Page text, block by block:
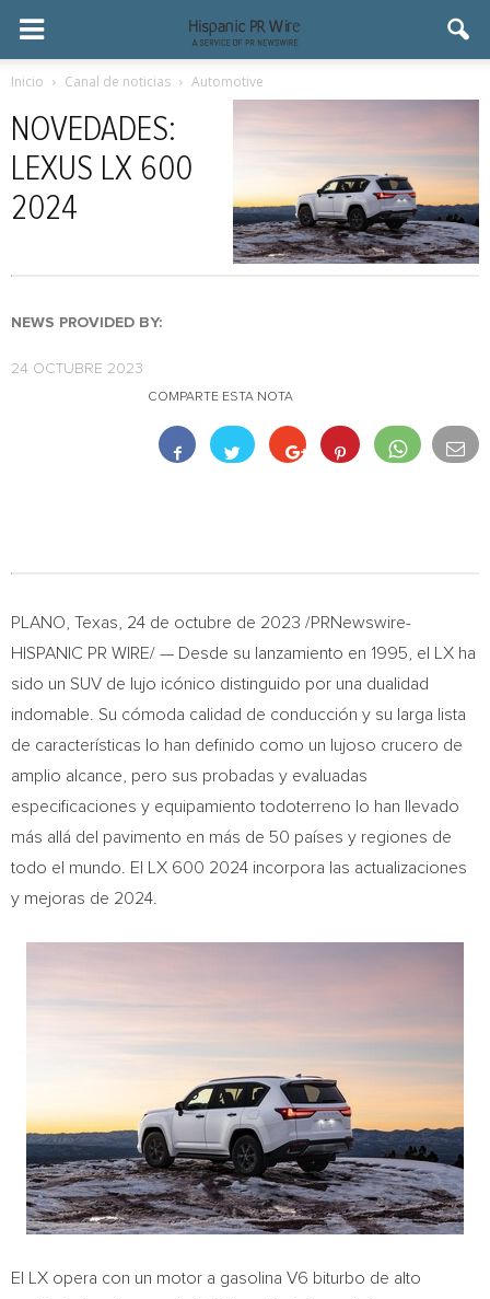
Inicio Canal de noticias Automotive
NOVEDADES:
LEXUS LX 600
2024
NEWS PROVIDED BY:
24 OCTUBRE 2023
COMPARTE ESTA NOTA
PLANO, Texas 24 de octubre de 2023 /PRNewswire-
HISPANIC PR WIRE/ — Desde su lanzamiento en 1995, el LX ha
sido un SUV de lujo icónico distinguido por una dualidad
indomable. Su cómoda calidad de conducción y su larga lista
de características lo han definido como un lujoso crucero de
amplio alcance, pero sus probadas y evaluadas
especificaciones y equipamiento todoterreno lo han llevado
más allá del pavimento en más de 50 países y regiones de
todo el mundo. El LX 600 2024 incorpora las actualizaciones
y mejoras de 2024.
El LX opera con un motor a gasolina V6 biturbo de alto